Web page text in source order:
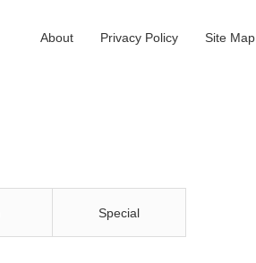
Special
About Privacy Policy Site Map